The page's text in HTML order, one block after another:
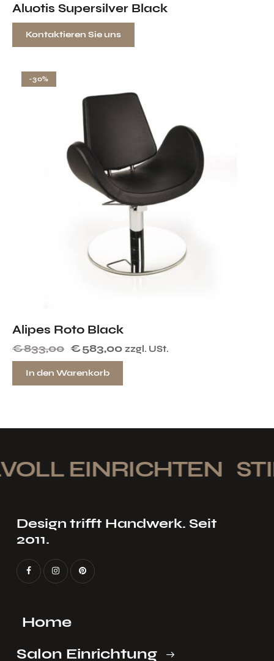
Aluotis Supersilver Black
Kontaktieren Sie uns
-30%
Alipes Roto Black
€833,00 €583,00 zzgl. USt.
In den Warenkorb
EINRICHTEN
Design trifft Handwerk. Seit
2011.
Home
Salon Einrichtung